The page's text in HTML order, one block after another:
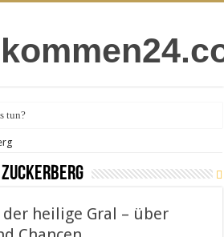
tun?
– das spricht dafür
heilige Gral – über